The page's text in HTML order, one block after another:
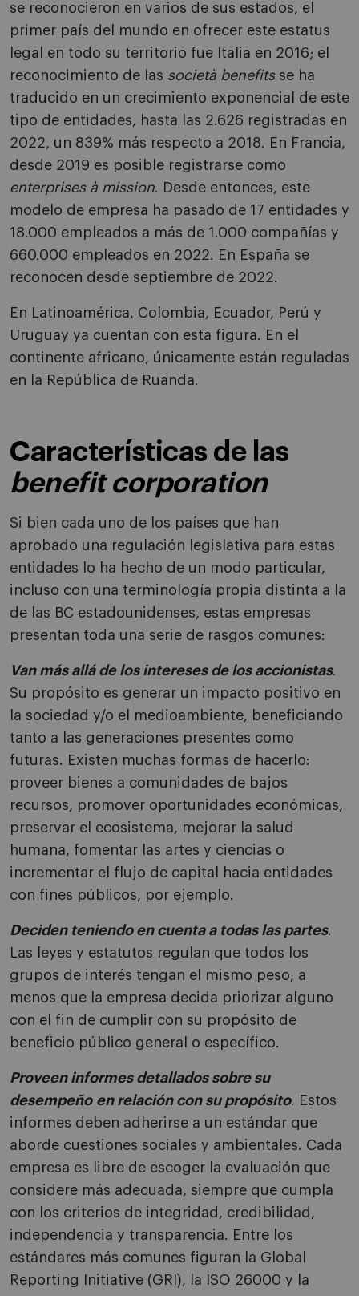
se reconocieron en varios de sus estados, el
primer país del mundo en ofrecer este estatus
legal en todo su territorio fue Italia en 2016; el
reconocimiento de las società benefitsse ha
traducido en un crecimiento exponencial de este
tipo de entidades, hasta las 2.626 registradas en
2022, un 839% más respecto a 2018. En Francia,
desde 2019 es posible registrarse como
enterprises à mission. Desde entonces, este
modelo de empresa ha pasado de 17 entidades y
18.000 empleados a más de 1.000 compañías y
660.000 empleados en 2022. En España se
reconocen desde septiembre de 2022.
En Latinoamérica, Colombia, Ecuador, Perú y
Uruguay ya cuentan con esta figura. En el
continente africano, únicamente están reguladas
en la República de Ruanda.
Características de las
benefit corporation
Si bien cada uno de los países que han
aprobado una regulación legislativa para estas
entidades lo ha hecho de un modo particular,
incluso con una terminología propia distinta a la
de las BC estadounidenses, estas empresas
presentan toda una serie de rasgos comunes:
Van más allá de los intereses de los accionistas.
Su propósito es generar un impacto positivo en
la sociedad y/o el medioambiente, beneficiando
tanto a las generaciones presentes como
futuras. Existen muchas formas de hacerlo:
proveer bienes a comunidades de bajos
recursos, promover oportunidades económicas,
preservar el ecosistema, mejorar la salud
humana, fomentar las artes y ciencias o
incrementar el flujo de capital hacia entidades
con fines públicos, por ejemplo.
Deciden teniendo en cuenta a todas las partes.
Las leyes y estatutos regulan que todos los
grupos de interés tengan el mismo peso, a
menos que la empresa decida priorizar alguno
con el fin de cumplir con su propósito de
beneficio público general o específico.
Proveen informes detallados sobre su
desempeño en relación con su propósito. Estos
informes deben adherirse a un estándar que
aborde cuestiones sociales y ambientales. Cada
empresa es libre de escoger la evaluación que
considere más adecuada, siempre que cumpla
con los criterios de integridad, credibilidad,
independencia y transparencia. Entre los
estándares más comunes figuran la Global
Reporting Initiative (GRI), la ISO 26000 y la